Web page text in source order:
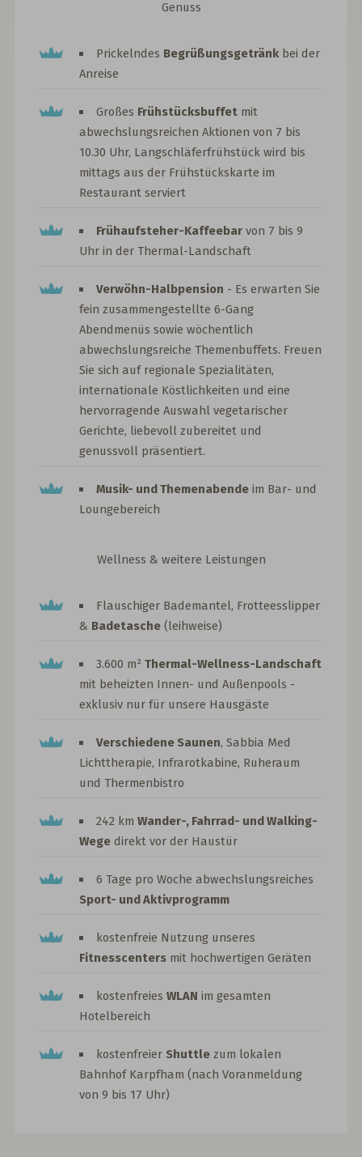
Genuss
Prickelndes Begrüßungsgetränkbei der
Anreise
Großes Frühstücksbuffetmit
abwechslungsreichen Aktionen von 7 bis
10.30 Uhr, Langschläferfrühstück wird bis
mittags aus der Frühstückskarte im
Restaurant serviert
Frühaufsteher-Kaffeebarvon 7 bis 9
Uhr in der Thermal-Landschaft
Verwöhn-Halbpension - Es erwarten Sie
fein zusammengestellte 6-Gang
Abendmenüs sowie wöchentlich
abwechslungsreiche Themenbuffets. Freuen
Sie sich auf regionale Spezialitäten,
internationale Köstlichkeiten und eine
hervorragende Auswahl vegetarischer
Gerichte, liebevoll zubereitet und
genussvoll präsentiert.
Musik- und Themenabendeim Bar- und
Loungebereich
Wellness & weitere Leistungen
Flauschiger Bademantel, Frotteesslipper
& Badetasche(leihweise)
3.600 m² Thermal-Wellness-Landschaft
mit beheizten Innen- und Außenpools -
exklusiv nur für unsere Hausgäste
Verschiedene Saunen, Sabbia Med
Lichttherapie, Infrarotkabine, Ruheraum
und Thermenbistro
242 km Wander-, Fahrrad- und Walking-
Wegedirekt vor der Haustür
6 Tage pro Woche abwechslungsreiches
Sport- und Aktivprogramm
kostenfreie Nutzung unseres
Fitnesscentersmit hochwertigen Geräten
kostenfreies WLAN im gesamten
Hotelbereich
kostenfreier Shuttlezum lokalen
Bahnhof Karpfham (nach Voranmeldung
von 9 bis 17 Uhr)